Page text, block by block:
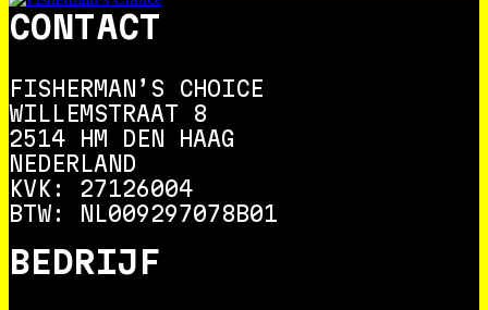
CONTACT
FISHERMAN’S CHOICE
WILLEMSTRAAT 8
2514 HM DEN HAAG
NEDERLAND
KVK: 27126004
BTW: NL009297078B01
BEDRIJF